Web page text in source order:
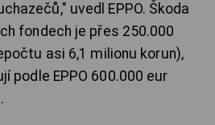
uvedl EPPO. Škoda
fondech je přes 250.000
asi 6,1 milionu korun),
podle EPPO 600.000 eur